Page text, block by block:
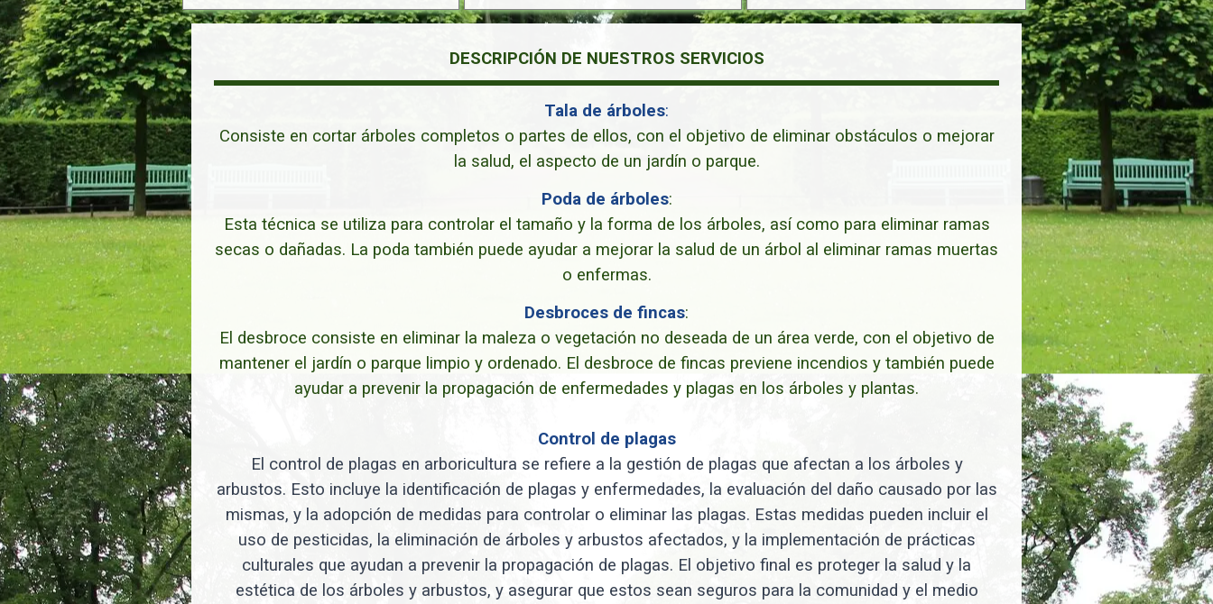
DESCRIPCIÓN DE NUESTROS SERVICIOS
Tala de árboles:
Consiste en cortar árboles completos o partes de ellos, con el objetivo de eliminar obstáculos o mejorar
la salud, el aspecto de un jardín o parque.
Poda de árboles:
Esta técnica se utiliza para controlar el tamaño y la forma de los árboles, así como para eliminar ramas
secas o dañadas. La poda también puede ayudar a mejorar la salud de un árbol al eliminar ramas muertas
o enfermas.
Desbroces de fincas:
El desbroce consiste en eliminar la maleza o vegetación no deseada de un área verde, con el objetivo de
mantener el jardín o parque limpio y ordenado. El desbroce de fincas previene incendios y también puede
ayudar a prevenir la propagación de enfermedades y plagas en los árboles y plantas.
Control de plagas
El control de plagas en arboricultura se refiere a la gestión de plagas que afectan a los árboles y
arbustos. Esto incluye la identificación de plagas y enfermedades, la evaluación del daño causado por las
mismas, y la adopción de medidas para controlar o eliminar las plagas. Estas medidas pueden incluir el
uso de pesticidas, la eliminación de árboles y arbustos afectados, y la implementación de prácticas
culturales que ayudan a prevenir la propagación de plagas. El objetivo final es proteger la salud y la
estética de los árboles y arbustos, y asegurar que estos sean seguros para la comunidad y el medio